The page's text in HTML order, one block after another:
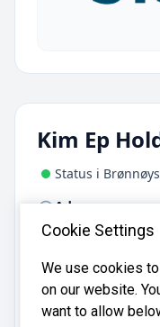
Kim Ep
Status i
Adresse:
Mosaberget 21,
Kim Ep Holding AS
930761087.
Cookie Settings
We use cookies
on our website.
want to allow